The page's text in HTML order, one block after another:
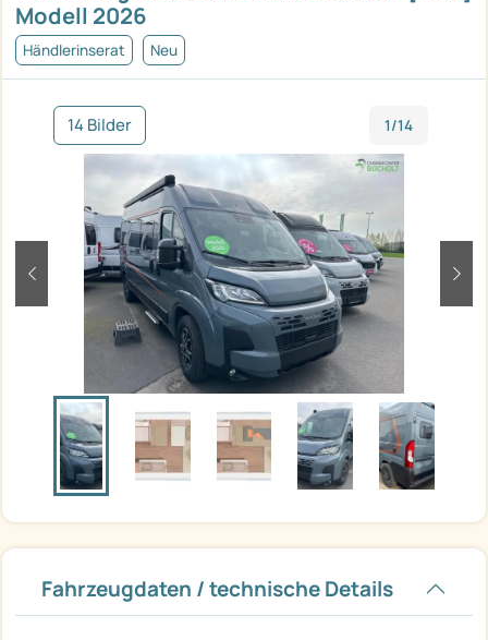
Modell 2026
Händlerinserat Neu
14 Bilder 1/14
zurück
Fahrzeugdaten / technische Details